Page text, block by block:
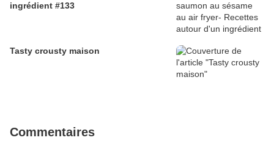
ingrédient #133
Tasty crousty maison
Commentaires